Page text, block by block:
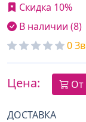
Скидка 10%
В наличии (8)
0
Цена: От
ДОСТАВКА